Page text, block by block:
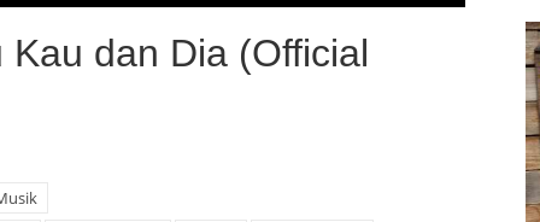
Kau dan Dia (Official